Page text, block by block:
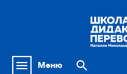
Меню